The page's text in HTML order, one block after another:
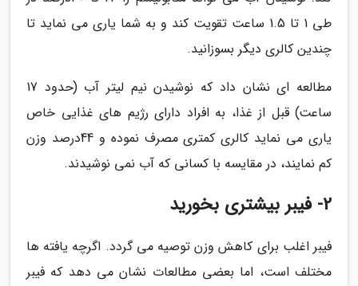
طی 1 تا 1.5 ساعت تقویت کند و به شما یاری می نماید تا
چندین کالری دیگر بسوزانید.
مطالعه ای نشان داد که نوشیدن نیم لیتر آب (حدود 17
ساعت) قبل از غذا، به افراد دارای رژیم های غذایی خاص
یاری می نماید کالری کمتری مصرف نموده و 44درصد وزن
کم نمایند، در مقایسه با کسانی که آب نمی نوشیدند.
2- فیبر بیشتری بخورید
فیبر اغلب برای کاهش وزن توصیه می گردد. اگرچه یافته ها
مختلف است، اما بعضی مطالعات نشان می دهد که فیبر